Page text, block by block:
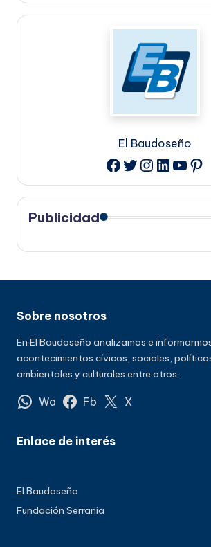
El Baudoseño
Facebook
Twitter
Instagram
LinkedIn
Publicidad
Sobre nosotros
En El Baudoseño analizamos e
acontecimientos cívicos, sociales,
ambientales y culturales entre otros.
Wa Fb X
Enlace de interés
El Baudoseño
Fundación Serrania